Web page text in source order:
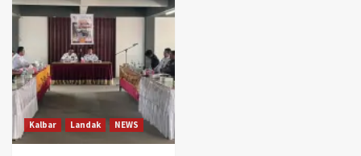
Kalbar Landak NEWS